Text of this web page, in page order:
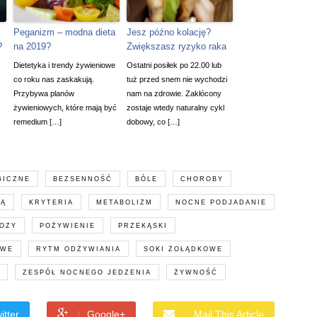
Peganizm – modna dieta
na 2019?
Dietetyka i trendy żywieniowe
co roku nas zaskakują.
Przybywa planów
żywieniowych, które mają być
remedium […]
Jesz późno kolację?
Zwiększasz ryzyko raka
Ostatni posiłek po 22.00 lub
tuż przed snem nie wychodzi
nam na zdrowie. Zakłócony
zostaje wtedy naturalny cykl
dobowy, co […]
BEZSENNOŚĆ BÓLE CHOROBY
KRYTERIA METABOLIZM NOCNE PODJADANIE
POŻYWIENIE PRZEKĄSKI
RYTM ODŻYWIANIA SOKI ŻOŁĄDKOWE
ZESPÓŁ NOCNEGO JEDZENIA ŻYWNOŚĆ
Google+ Mail This Article